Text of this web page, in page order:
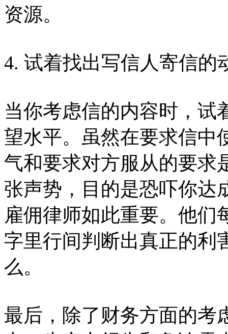
资源。
4. 试着找出写信人寄信的
当你考虑信的内容时，试
望水平。虽然在要求信中
气和要求对方服从的要求
张声势，目的是恐吓你达
雇佣律师如此重要。他们
字里行间判断出真正的利
么。
最后，除了财务方面的考